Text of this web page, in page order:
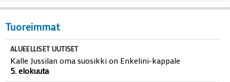
Tuoreimmat
ALUEELLISET UUTISET
Kalle Jussilan oma suosikki on Enkelini-kappale
5. elokuuta